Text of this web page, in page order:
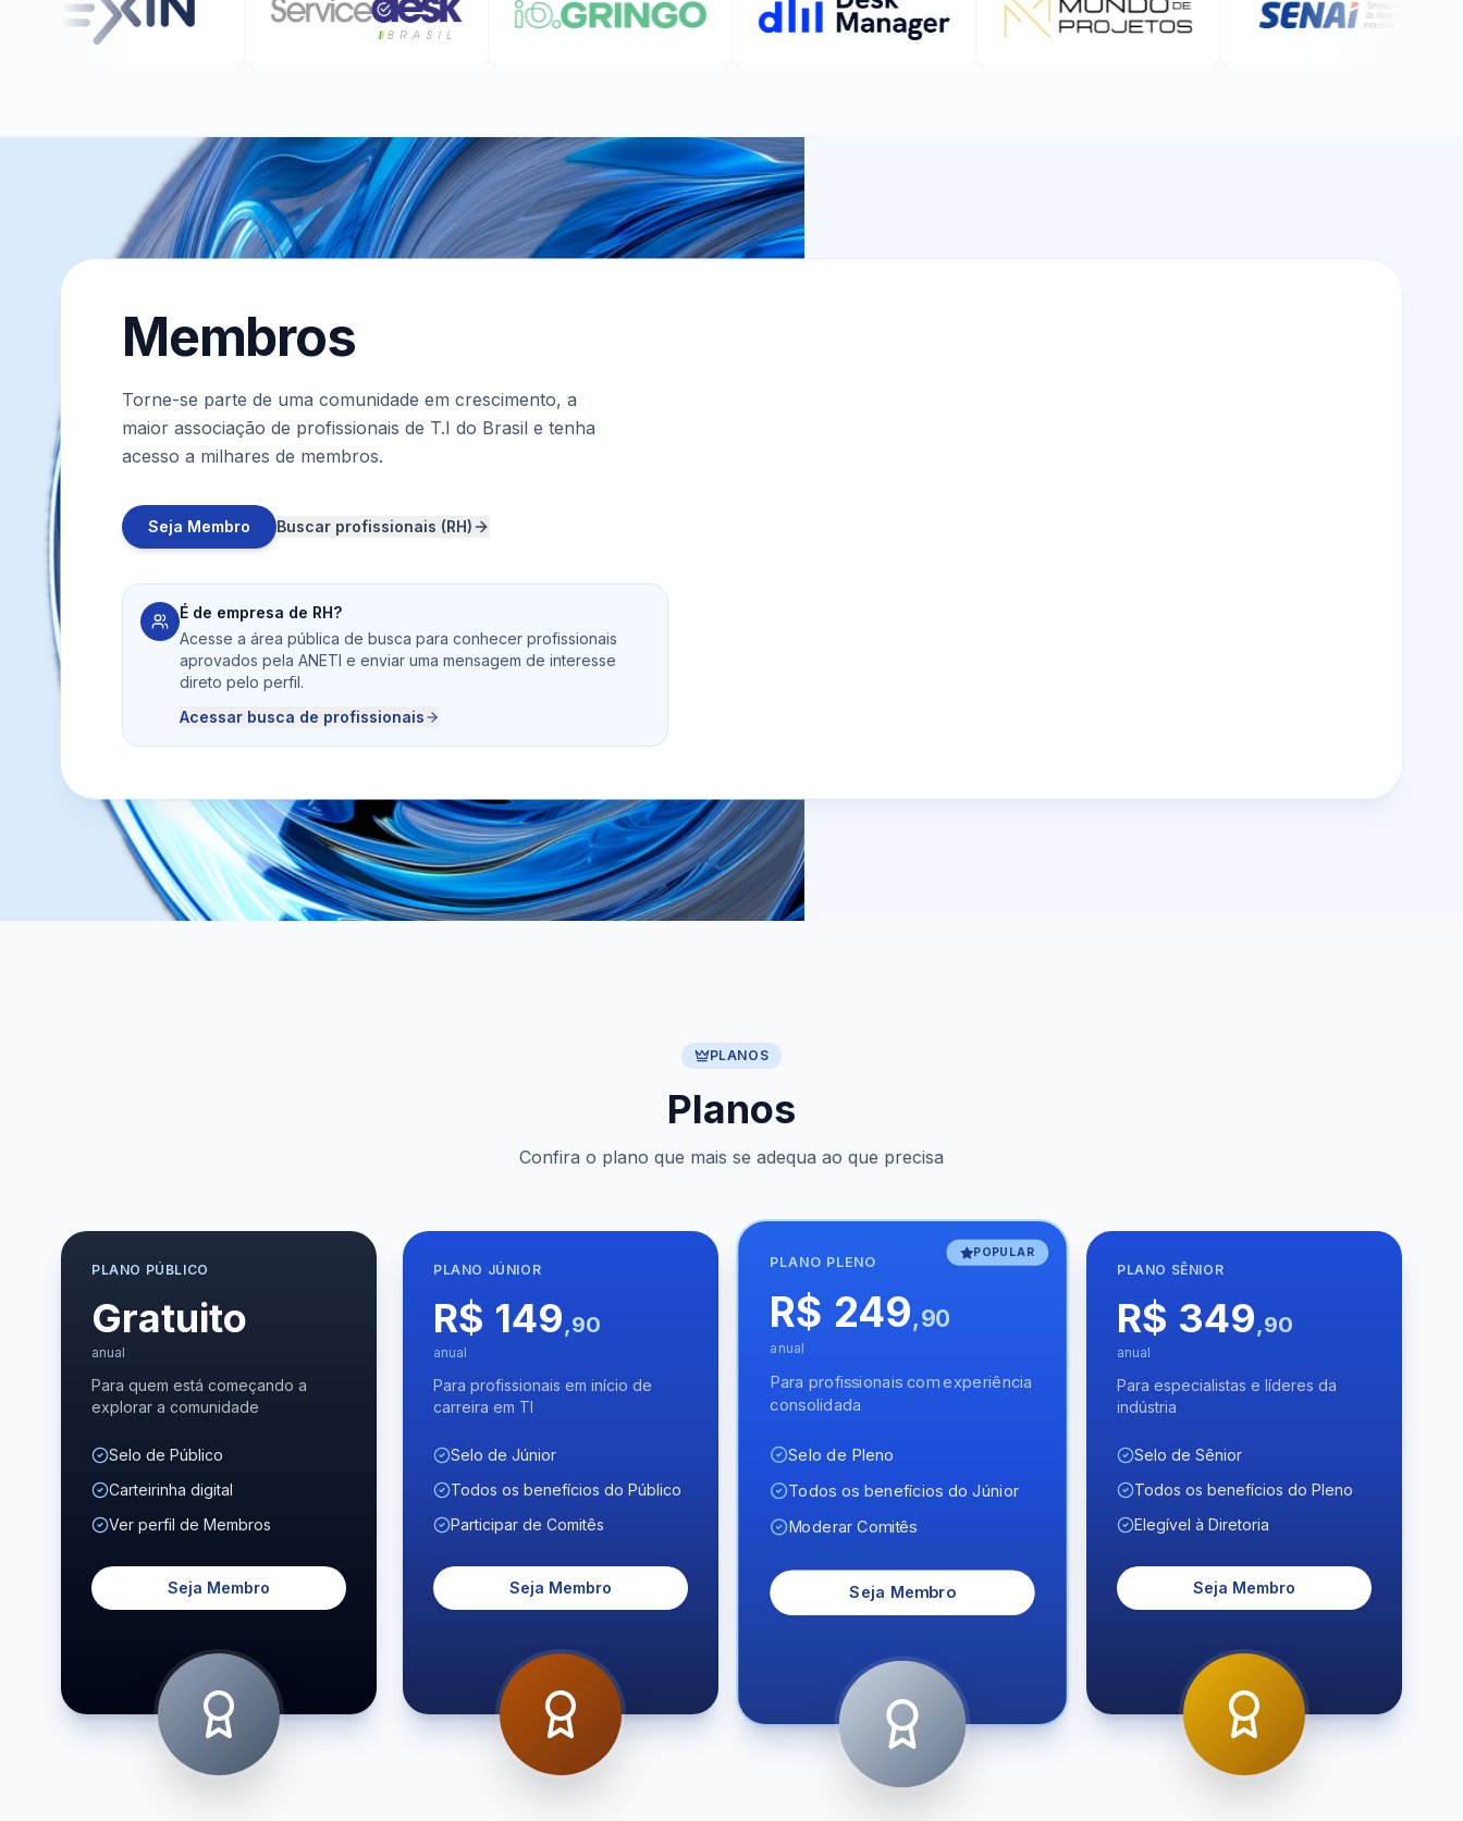
Membros
Torne-se parte de uma comunidade em crescimento, a
maior associação de profissionais de T.I do Brasil e tenha
acesso a milhares de membros.
Seja Membro Buscar profissionais (RH)
É de empresa de RH?
Acesse a área pública de busca para conhecer profissionais
aprovados pela ANETI e enviar uma mensagem de interesse
direto pelo perfil.
Acessar busca de profissionais
PLANOS
Planos
Confira o plano que mais se adequa ao que precisa
PLANO PÚBLICO
Gratuito
anual
Para quem está começando a
explorar a comunidade
Selo de Público
Carteirinha digital
Ver perfil de Membros
Seja Membro
PLANO JÚNIOR
R$ 149,90
anual
Para profissionais em início de
carreira em TI
Selo de Júnior
Todos os benefícios do Público
Participar de Comitês
Seja Membro
POPULAR
PLANO PLENO
R$ 249,90
anual
Para profissionais com experiência
consolidada
Selo de Pleno
Todos os benefícios do Júnior
Moderar Comitês
Seja Membro
PLANO SÊNIOR
R$ 349,90
anual
Para especialistas e líderes da
indústria
Selo de Sênior
Todos os benefícios do Pleno
Elegível à Diretoria
Seja Membro